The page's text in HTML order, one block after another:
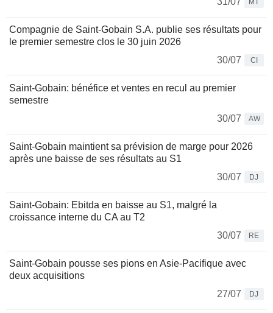
MT
Compagnie de Saint-Gobain S.A. publie ses résultats pour
le premier semestre clos le 30 juin 2026
30/07
CI
Saint-Gobain: bénéfice et ventes en recul au premier
semestre
30/07
AW
Saint-Gobain maintient sa prévision de marge pour 2026
après une baisse de ses résultats au S1
30/07
DJ
Saint-Gobain: Ebitda en baisse au S1, malgré la
croissance interne du CA au T2
30/07
RE
Saint-Gobain pousse ses pions en Asie-Pacifique avec
deux acquisitions
27/07
DJ